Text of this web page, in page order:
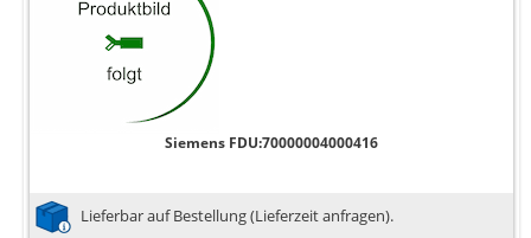
Siemens FDU:70000004000416
Lieferbar auf Bestellung (Lieferzeit anfragen).